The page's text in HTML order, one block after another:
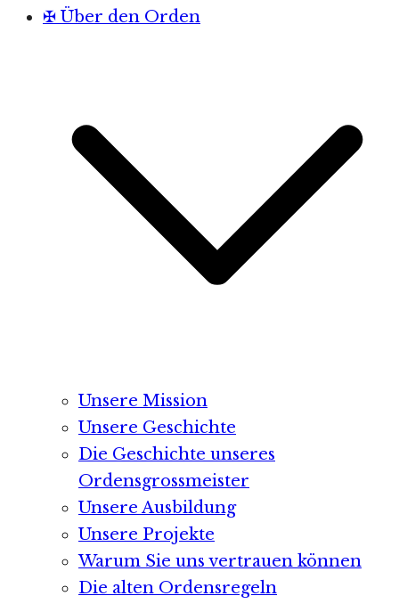
✠ Über den Orden
Unsere Mission
Unsere Geschichte
Die Geschichte unseres
Ordensgrossmeister
Unsere Ausbildung
Unsere Projekte
Warum Sie uns vertrauen können
Die alten Ordensregeln